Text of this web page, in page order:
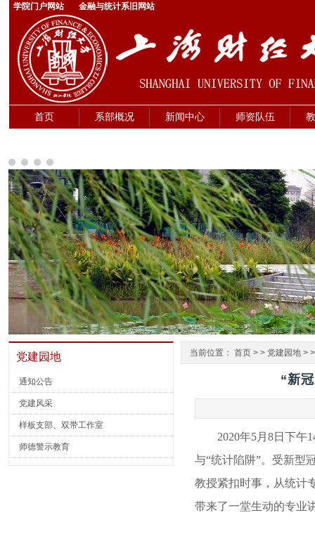
学院门户网站 金融与统计系旧网站
首页 系部概况 新闻中心 师资队伍
党建园地
通知公告
党建风采
样板支部、双带工作室
师德警示教育
当前位置： 首页 > > 党建园地 >
“新
2020年5月 8日下午
与“统计陷阱”。受新型
教授紧扣时事，从统计
带来了一堂生动的专业